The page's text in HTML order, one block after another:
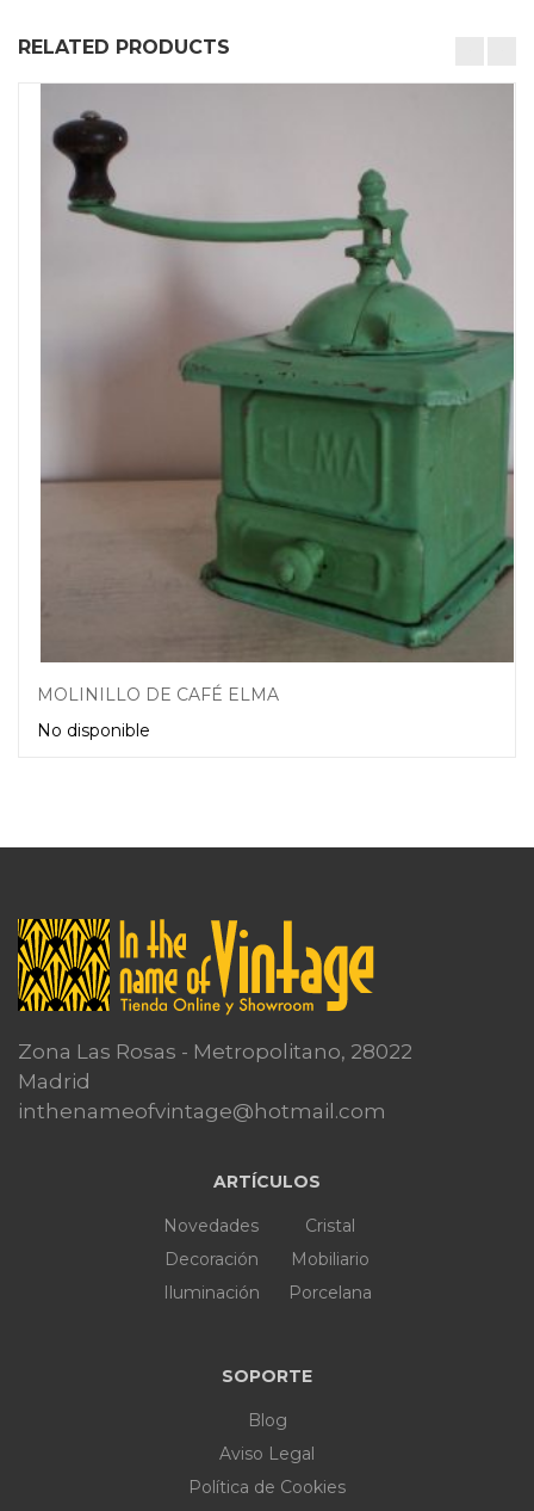
RELATED PRODUCTS
MOLINILLO DE CAFÉ ELMA
No disponible
Zona Las Rosas - Metropolitano, 28022
Madrid
inthenameofvintage@hotmail.com
ARTÍCULOS
Novedades
Decoración
Iluminación
Cristal
Mobiliario
Porcelana
SOPORTE
Blog
Aviso Legal
Política de Cookies